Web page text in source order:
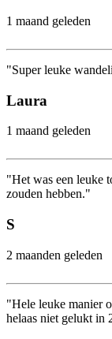
1 maand geleden
"Super leuke
Laura
1 maand geleden
"Het was een leuke
zouden hebben."
S
2 maanden geleden
"Hele leuke manier
helaas niet gelukt in